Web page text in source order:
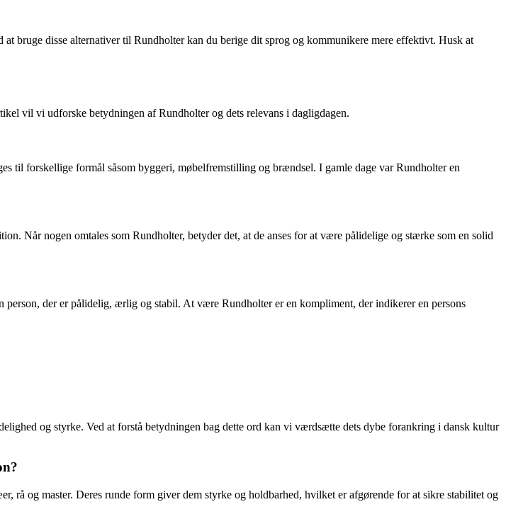
bruge disse alternativer til Rundholter kan du berige dit sprog og kommunikere mere effektivt. Husk at
vil vi udforske betydningen af Rundholter og dets relevans i dagligdagen.
til forskellige formål såsom byggeri, møbelfremstilling og brændsel. I gamle dage var Rundholter en
Når nogen omtales som Rundholter, betyder det, at de anses for at være pålidelige og stærke som en solid
der er pålidelig, ærlig og stabil. At være Rundholter er en kompliment, der indikerer en persons
og styrke. Ved at forstå betydningen bag dette ord kan vi værdsætte dets dybe forankring i dansk kultur
rå og master. Deres runde form giver dem styrke og holdbarhed, hvilket er afgørende for at sikre stabilitet og